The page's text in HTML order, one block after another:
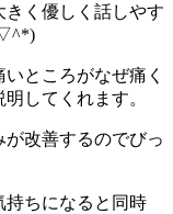
く優しく話しやす
ところがなぜ痛く
してくれます。
改善するのでびっ
持ちになると同時